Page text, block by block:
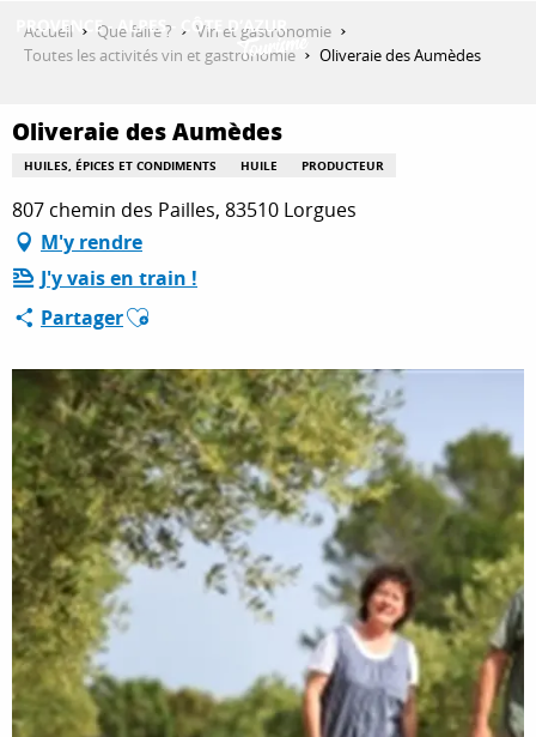
QUE FAIRE ?
SÉJOURNER
ESPACE PRO
Accueil Que faire ?
Vin et gastronomie
Toutes les activités vin et gastronomie
Oliveraie des Aumèdes
Oliveraie des Aumèdes
HUILES, ÉPICES ET CONDIMENTS HUILE PRODUCTEUR
807 chemin des Pailles, 83510 Lorgues
M'y rendre
J'y vais en train !
PartagerAjouter aux favoris